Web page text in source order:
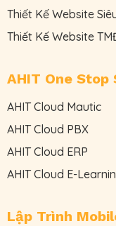
Thiết Kế Website
Thiết Kế Website
AHIT One Stop
AHIT Cloud Mautic
AHIT Cloud PBX
AHIT Cloud ERP
AHIT Cloud E-
Lập Trình